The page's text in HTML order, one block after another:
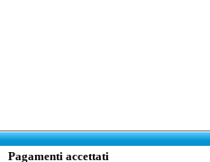
Pagamenti accettati